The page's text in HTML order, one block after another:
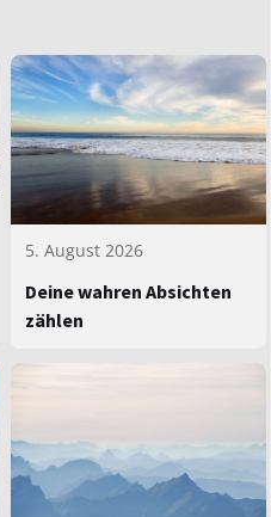
5. August 2026
Deine wahren Absichten
zählen